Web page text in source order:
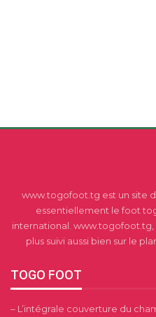
www.togofoot.tg est un site
essentiellement le foot
international. www.togofoot.tg,
plus suivi aussi bien sur le
TOGO FOOT
– L’intégrale couverture du